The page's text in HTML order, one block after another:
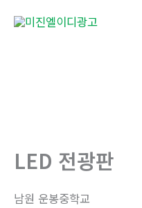
LED 전광판
남원 운봉중학교